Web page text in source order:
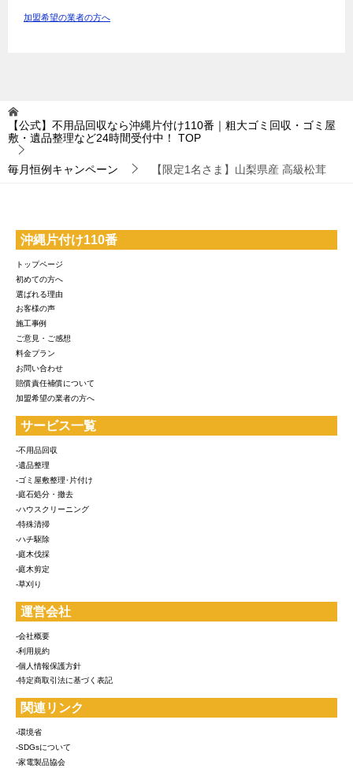
加盟希望の業者の方へ
【公式】不用品回収なら沖縄片付け110番｜粗大ゴミ回収・ゴミ屋
敷・遺品整理など24時間受付中！
TOP
毎月恒例キャンペーン 【限定1名さま】山梨県産 高級松茸
沖縄片付け110番
トップページ
初めての方へ
選ばれる理由
お客様の声
施工事例
ご意見・ご感想
料金プラン
お問い合わせ
賠償責任補償について
加盟希望の業者の方へ
サービス一覧
-不用品回収
-遺品整理
-ゴミ屋敷整理･片付け
-庭石処分・撤去
-ハウスクリーニング
-特殊清掃
-ハチ駆除
-庭木伐採
-庭木剪定
-草刈り
運営会社
-会社概要
-利用規約
-個人情報保護方針
-特定商取引法に基づく表記
関連リンク
-環境省
-SDGsについて
-家電製品協会